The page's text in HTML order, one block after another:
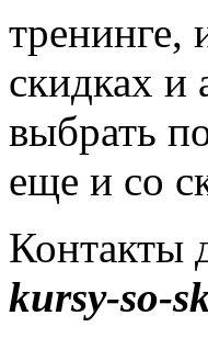
тренинге,
скидках
выбрать
еще и со
Контакты
kursy-so-